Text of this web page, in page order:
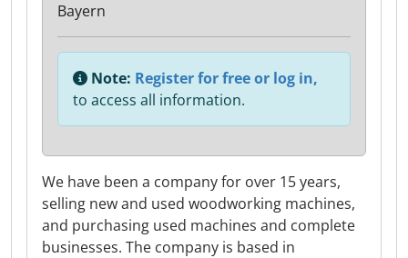
We have been a company for over 15 years,
selling new and used woodworking machines,
and purchasing used machines and complete
businesses. The company is based in
Bayern
Note: Register for free or log in,
to access all information.